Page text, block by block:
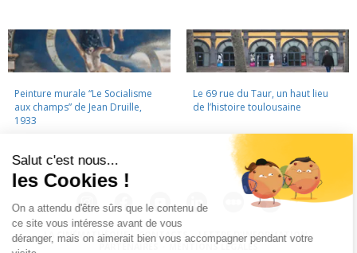
Peinture murale “Le Socialisme
aux champs” de Jean Druille,
1933
Le 69 rue du Taur, un haut lieu
de l’histoire toulousaine
LA CINÉMATHÈQUE · CONTACTS · LETTRE D'INFORMATION ·
PARTENAIRES
MENTIONS LÉGALES